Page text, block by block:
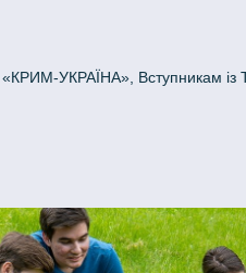
УКРАЇНА», Вступникам із